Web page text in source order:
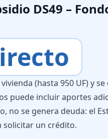
DS49 –
(hasta 950 UF) y
puede incluir aportes
no se genera deuda: el
solicitar un crédito.